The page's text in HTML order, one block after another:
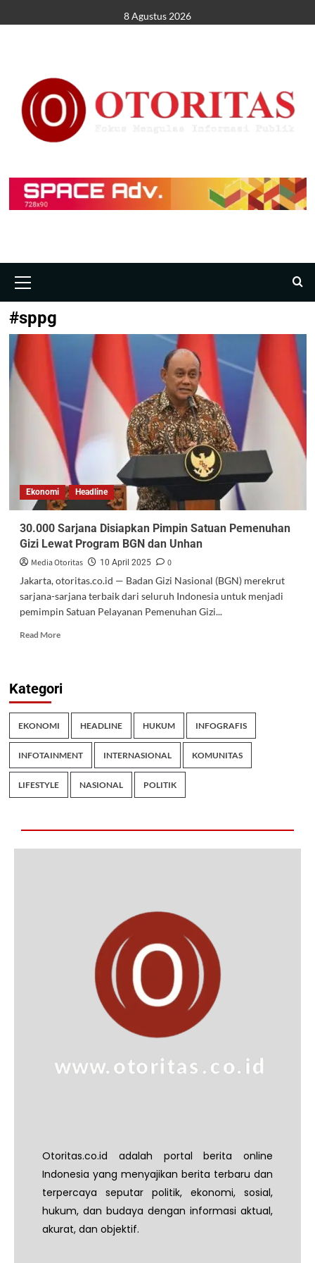
8 Agustus 2026
#sppg
Ekonomi Headline
30.000 Sarjana Disiapkan Pimpin Satuan Pemenuhan
Gizi Lewat Program BGN dan Unhan
Media Otoritas 10 April 2025
0
Jakarta, otoritas.co.id — Badan Gizi Nasional (BGN) merekrut
sarjana-sarjana terbaik dari seluruh Indonesia untuk menjadi
pemimpin Satuan Pelayanan Pemenuhan Gizi...
Read More
Kategori
EKONOMI HEADLINE HUKUM INFOGRAFIS
INFOTAINMENT INTERNASIONAL KOMUNITAS
LIFESTYLE NASIONAL POLITIK
Otoritas.co.id adalah portal berita online
Indonesia yang menyajikan berita terbaru dan
terpercaya seputar politik, ekonomi, sosial,
hukum, dan budaya dengan informasi aktual,
akurat, dan objektif.